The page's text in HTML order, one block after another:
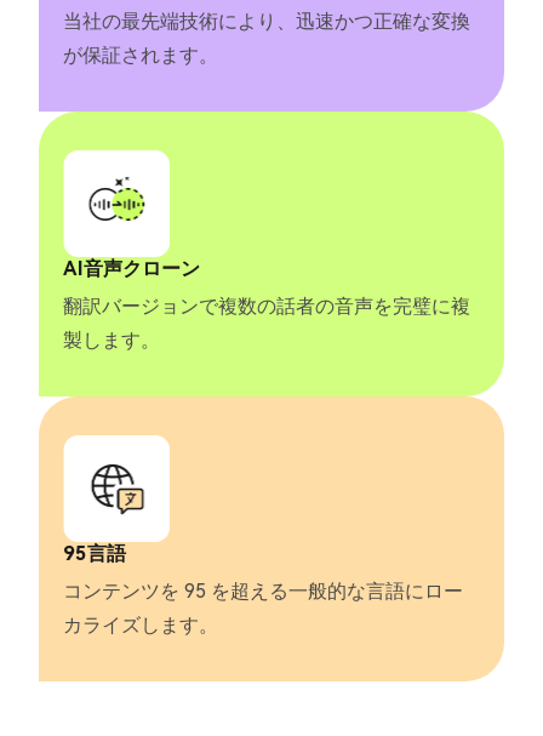
当社の最先端技術により、迅速かつ正確な変換
が保証されます。
95言語
コンテンツを 95 を超える一般的な言語にロー
カライズします。
AI音声クローン
翻訳バージョンで複数の話者の音声を完璧に複
製します。